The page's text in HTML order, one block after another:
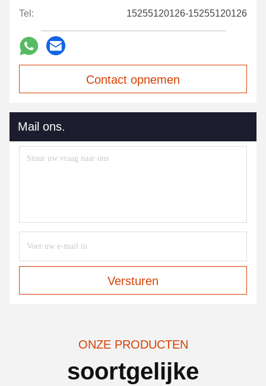
Tel: 15255120126-15255120126
Contact opnemen
Mail ons.
Versturen
ONZE PRODUCTEN
soortgelijke